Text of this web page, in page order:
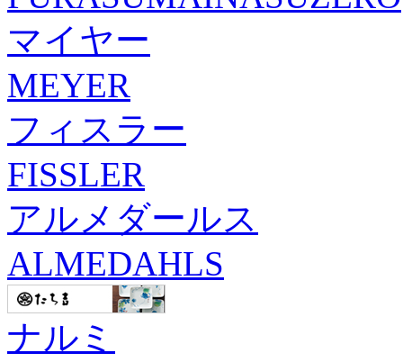
マイヤー
MEYER
フィスラー
FISSLER
アルメダールス
ALMEDAHLS
ナルミ